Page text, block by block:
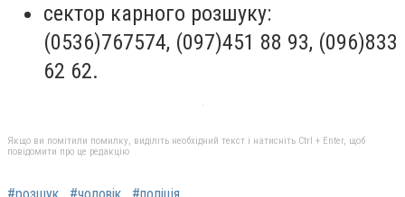
сектор карного розшуку:
(0536)767574, (097)451 88 93, (096)833
62 62.
Якщо ви помітили помилку, виділіть необхідний текст і натисніть Ctrl + Enter, щоб
повідомити про це редакцію